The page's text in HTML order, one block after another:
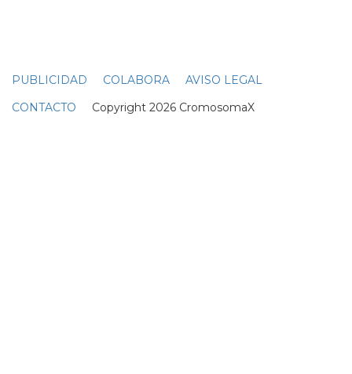
PUBLICIDAD COLABORA
AVISO LEGAL
CONTACTO Copyright 2026 CromosomaX